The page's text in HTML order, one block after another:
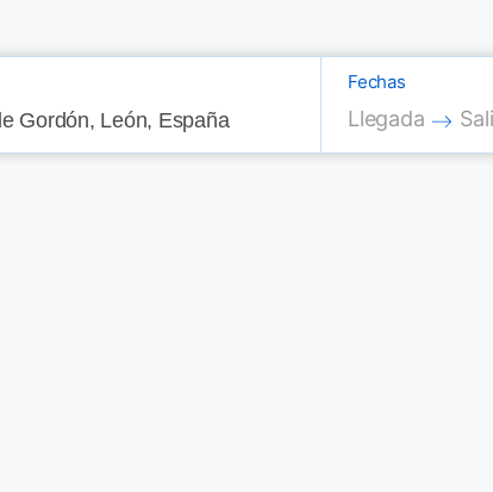
Fechas
Press the
Llegada